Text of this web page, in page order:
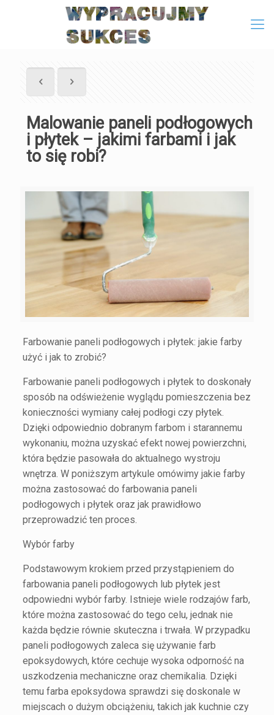
Malowanie paneli podłogowych
i płytek – jakimi farbami i jak
to się robi?
Farbowanie paneli podłogowych i płytek: jakie farby
użyć i jak to zrobić?
Farbowanie paneli podłogowych i płytek to doskonały
sposób na odświeżenie wyglądu pomieszczenia bez
konieczności wymiany całej podłogi czy płytek.
Dzięki odpowiednio dobranym farbom i starannemu
wykonaniu, można uzyskać efekt nowej powierzchni,
która będzie pasowała do aktualnego wystroju
wnętrza. W poniższym artykule omówimy jakie farby
można zastosować do farbowania paneli
podłogowych i płytek oraz jak prawidłowo
przeprowadzić ten proces.
Wybór farby
Podstawowym krokiem przed przystąpieniem do
farbowania paneli podłogowych lub płytek jest
odpowiedni wybór farby. Istnieje wiele rodzajów farb,
które można zastosować do tego celu, jednak nie
każda będzie równie skuteczna i trwała. W przypadku
paneli podłogowych zaleca się używanie farb
epoksydowych, które cechuje wysoka odporność na
uszkodzenia mechaniczne oraz chemikalia. Dzięki
temu farba epoksydowa sprawdzi się doskonale w
miejscach o dużym obciążeniu, takich jak kuchnie czy